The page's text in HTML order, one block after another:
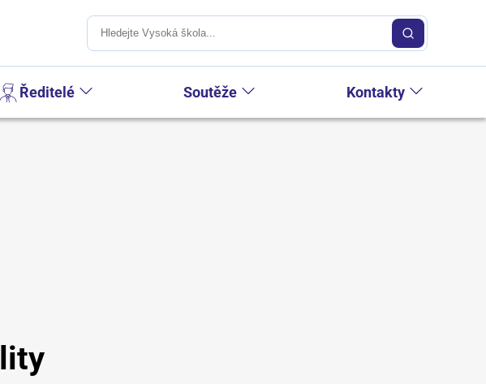
Ředitelé Soutěže Kontakty